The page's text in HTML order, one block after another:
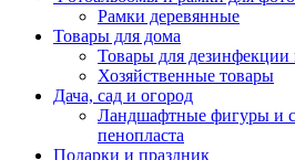
Рамки деревянные
Товары для дома
Товары для
Хозяйственные товары
Дача, сад и огород
Ландшафтные фигуры и
пенопласта
Подарки и праздник